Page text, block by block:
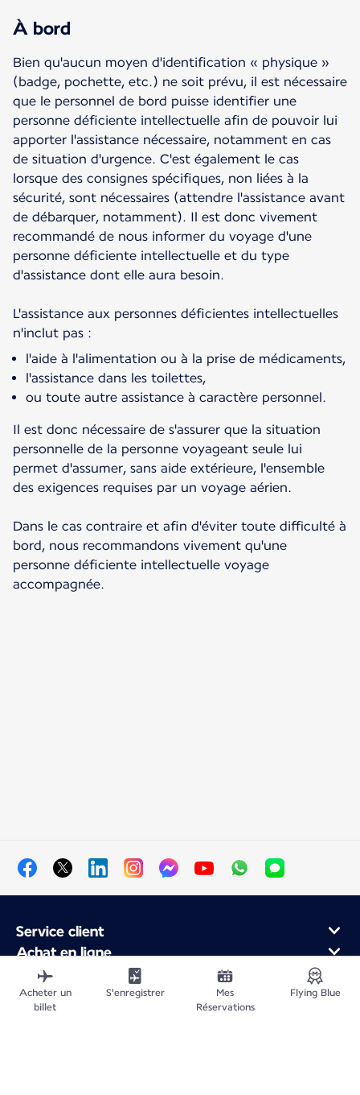
À bord
Bien qu'aucun moyen d'identification « physique »
(badge, pochette, etc.) ne soit prévu, il est nécessaire
que le personnel de bord puisse identifier une
personne déficiente intellectuelle afin de pouvoir lui
apporter l'assistance nécessaire, notamment en cas
de situation d'urgence. C'est également le cas
lorsque des consignes spécifiques, non liées à la
sécurité, sont nécessaires (attendre l'assistance avant
de débarquer, notamment). Il est donc vivement
recommandé de nous informer du voyage d'une
personne déficiente intellectuelle et du type
d'assistance dont elle aura besoin.
L'assistance aux personnes déficientes intellectuelles
n'inclut pas :
l'aide à l'alimentation ou à la prise de médicaments,
l'assistance dans les toilettes,
ou toute autre assistance à caractère personnel.
Il est donc nécessaire de s'assurer que la situation
personnelle de la personne voyageant seule lui
permet d'assumer, sans aide extérieure, l'ensemble
des exigences requises par un voyage aérien.
Dans le cas contraire et afin d'éviter toute difficulté à
bord, nous recommandons vivement qu'une
personne déficiente intellectuelle voyage
accompagnée.
Service client
Achat en ligne
Programme de fidélité et partenaires
À propos d'Air France
Application Mobile Air France
Acheter un
billet
S'enregistrer
Mes
Réservations
Flying Blue